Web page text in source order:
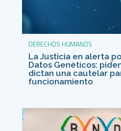
DERECHOS HUMANOS
La Justicia en alerta
Datos Genéticos:
dictan una cautelar
funcionamiento